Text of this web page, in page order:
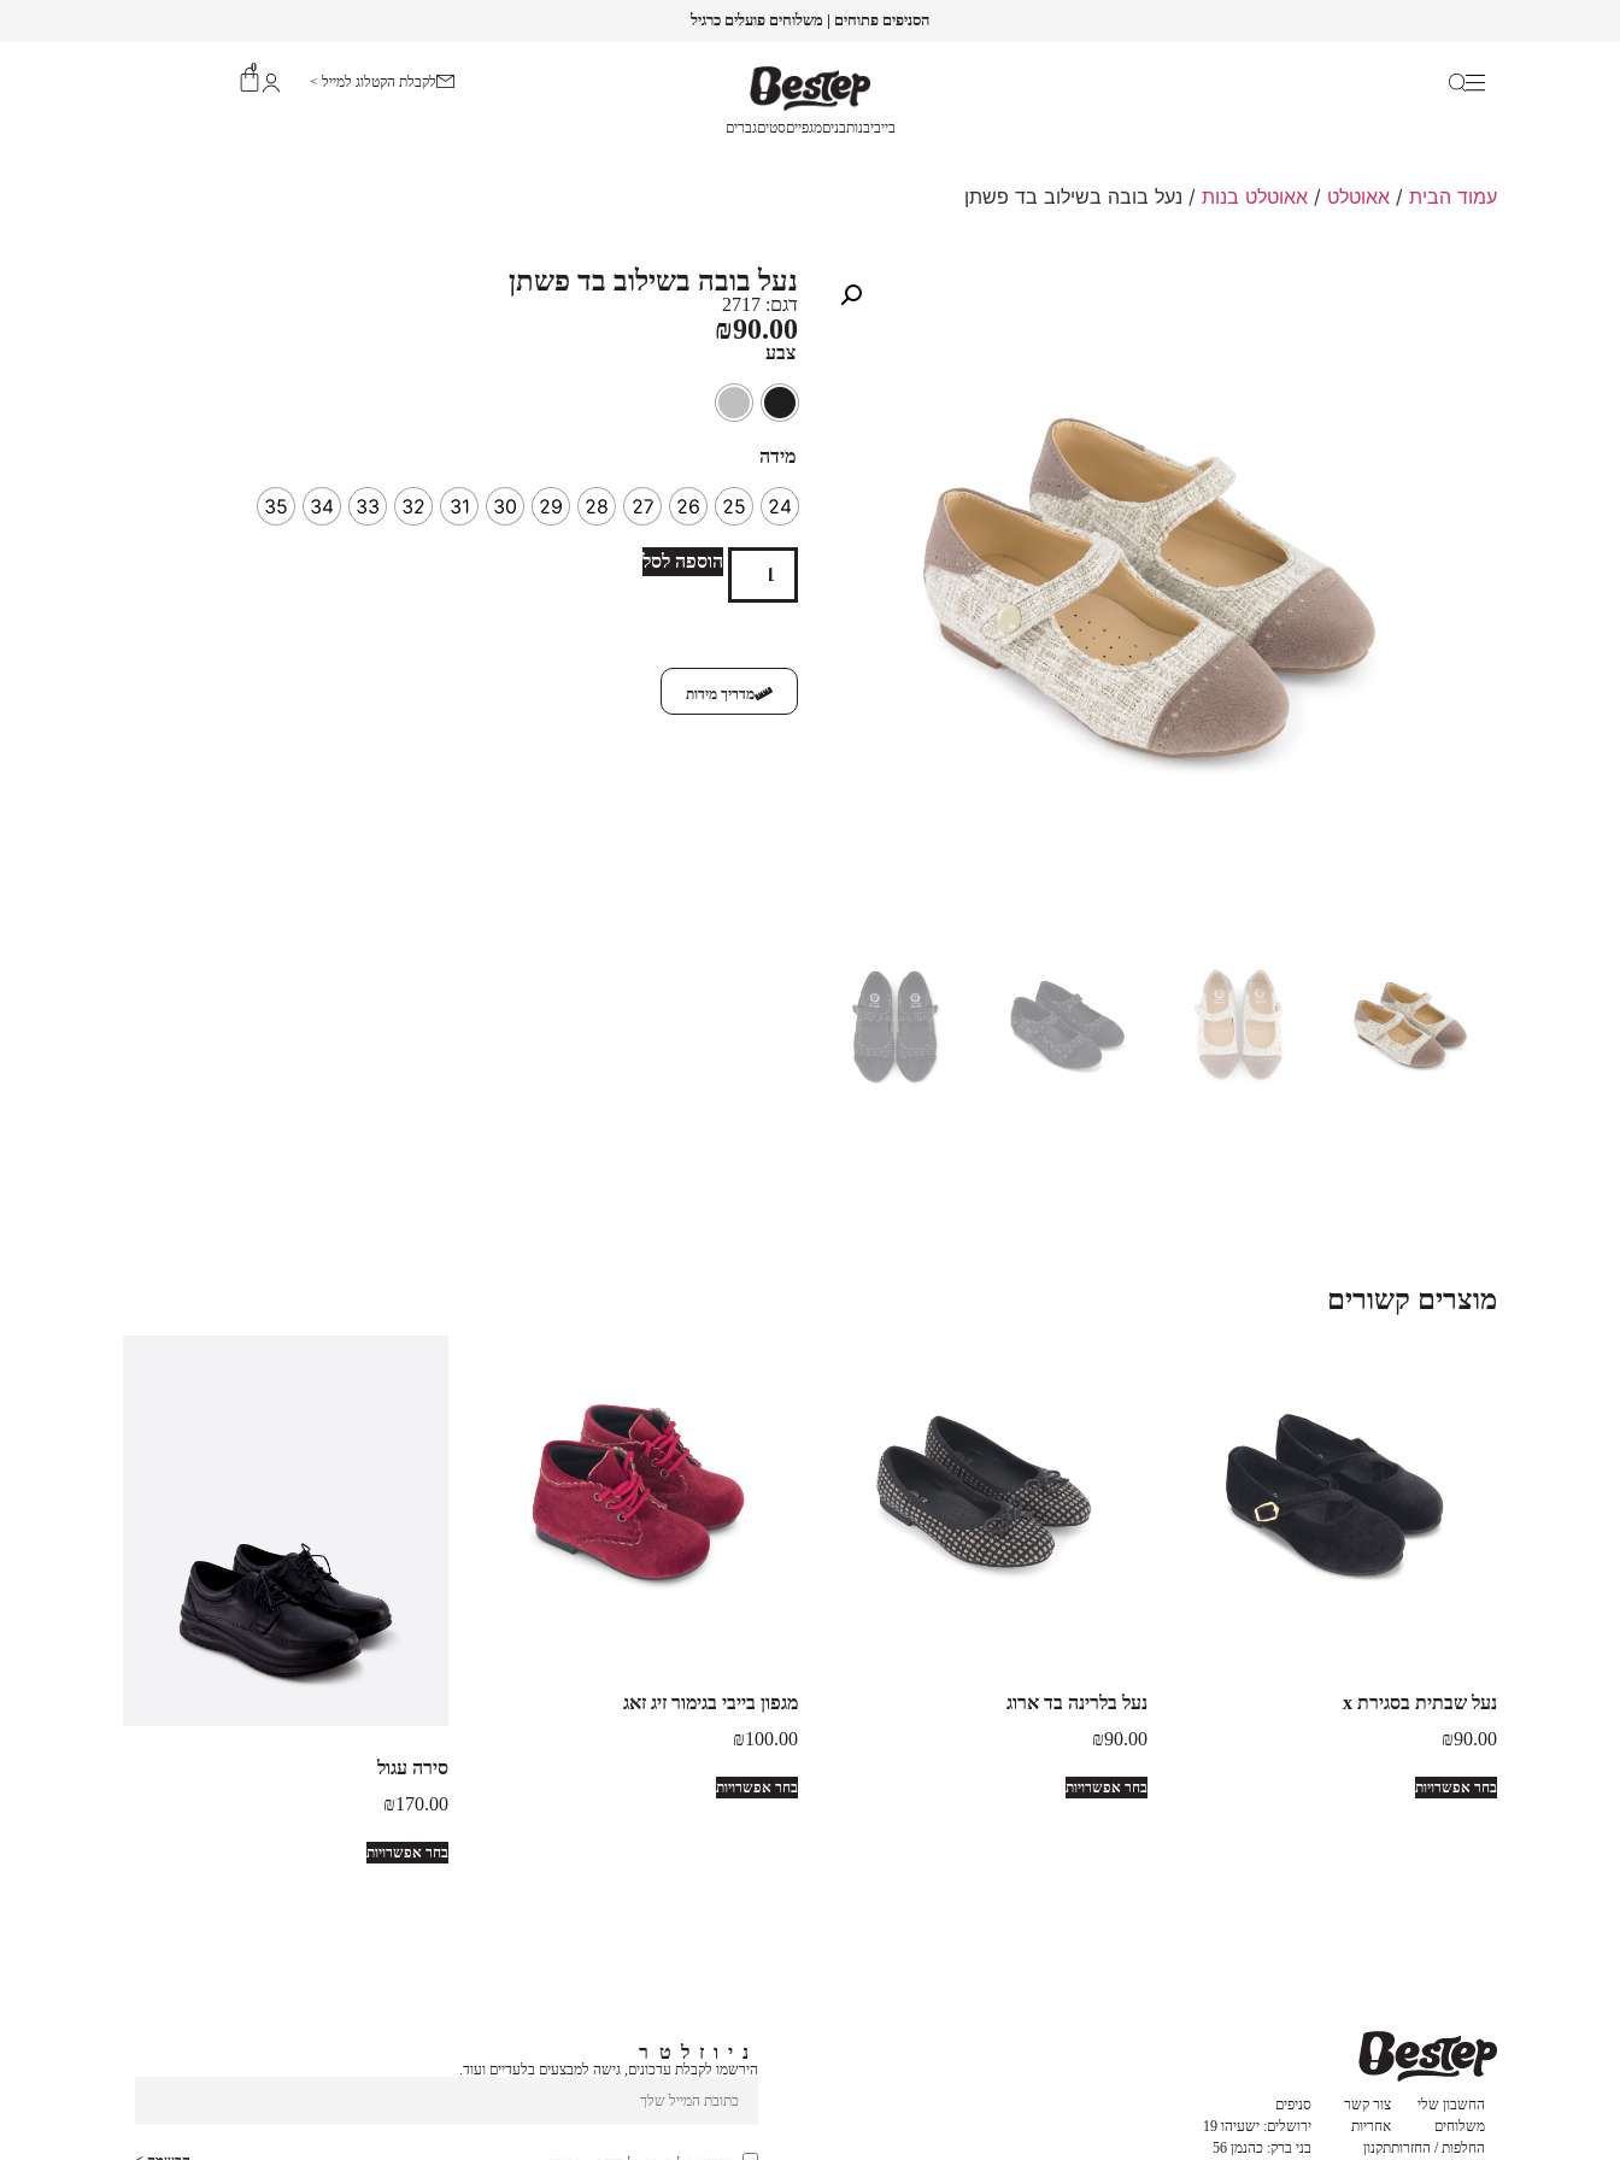
הסניפים פתוחים | משלוחים פועלים כרגיל
בייביבנותבניםמגפייםסטיםגברים
לקבלת הקטלוג למייל >
0
עמוד הבית / אאוטלט / אאוטלט בנות / נעל בובה בשילוב בד פשתן
נעל בובה בשילוב בד פשתן
דגם: 2717
₪90.00
צבע
מידה
24
25
26
27
28
29
30
31
32
33
34
35
הוספה לסל
מדריך מידות
מוצרים קשורים
נעל שבתית בסגירת x
₪90.00
בחר אפשרויות
נעל בלרינה בד ארוג
₪90.00
בחר אפשרויות
מגפון בייבי בגימור זיג זאג
₪100.00
בחר אפשרויות
סירה עגול
₪170.00
בחר אפשרויות
החשבון שלי
משלוחים
החלפות / החזרות
צור קשר
אחריות
תקנון
סניפים
ירושלים: ישעיהו 19
בני ברק: כהנמן 56
ניוזלטר
הירשמו לקבלת עדכונים, גישה למבצעים בלעדיים ועוד.